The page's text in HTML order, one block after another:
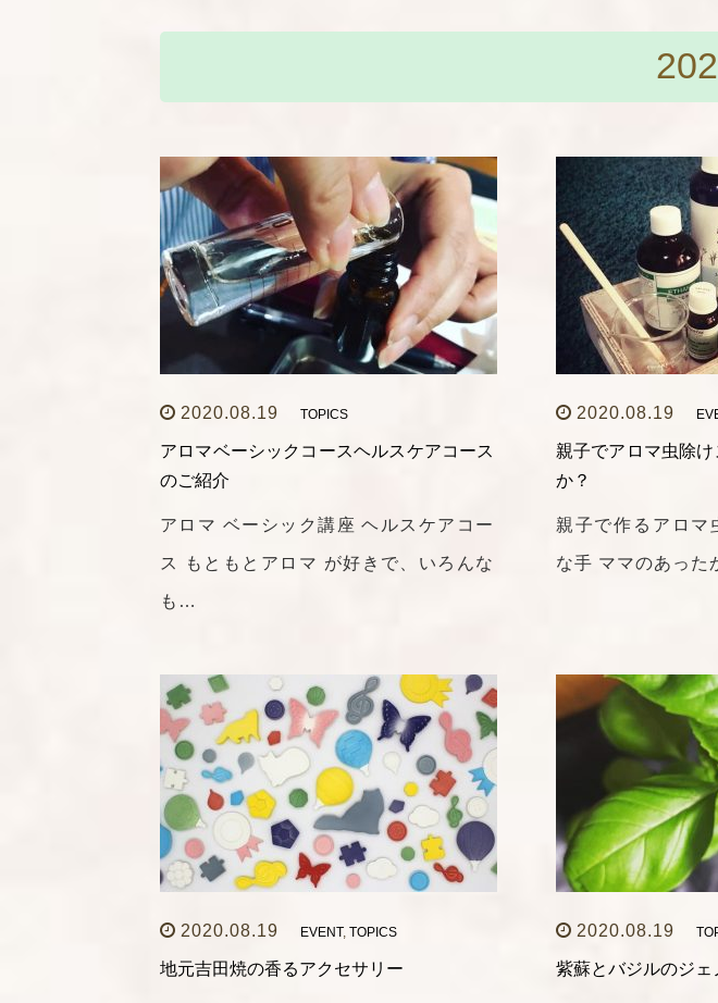
2020.08.19 TOPICS
アロマベーシックコースヘルスケアコース
のご紹介
アロマ ベーシック講座 ヘルスケアコー
ス もともとアロマ が好きで、いろんな
も…
2020.08.19
親子でアロマ虫除
か？
親子で作るアロマ
な手 ママのあっ
2020.08.19 EVENT, TOPICS
地元吉田焼の香るアクセサリー
2020.08.19
紫蘇とバジルのジェ